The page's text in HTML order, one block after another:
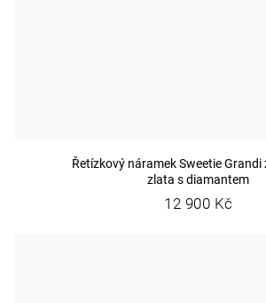
Řetízkový náramek Sweetie Grandi
zlata s diamantem
12 900 Kč